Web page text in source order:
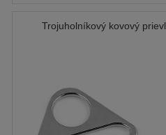
Trojuholníkový kovový